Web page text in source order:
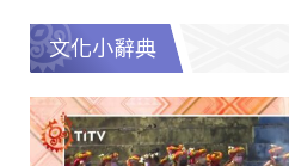
文化小辭典